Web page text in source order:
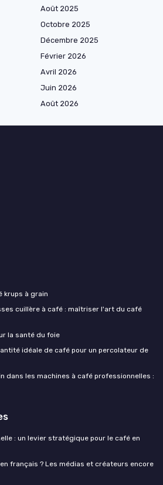
Août 2025
Octobre 2025
Décembre 2025
Février 2026
Avril 2026
Juin 2026
Août 2026
krups à grain
cuillère à café : maîtriser l'art du café
la santé du foie
idéale de café pour un percolateur de
dans les machines à café professionnelles :
: un levier stratégique pour le café en
français ? Les médias et créateurs encore